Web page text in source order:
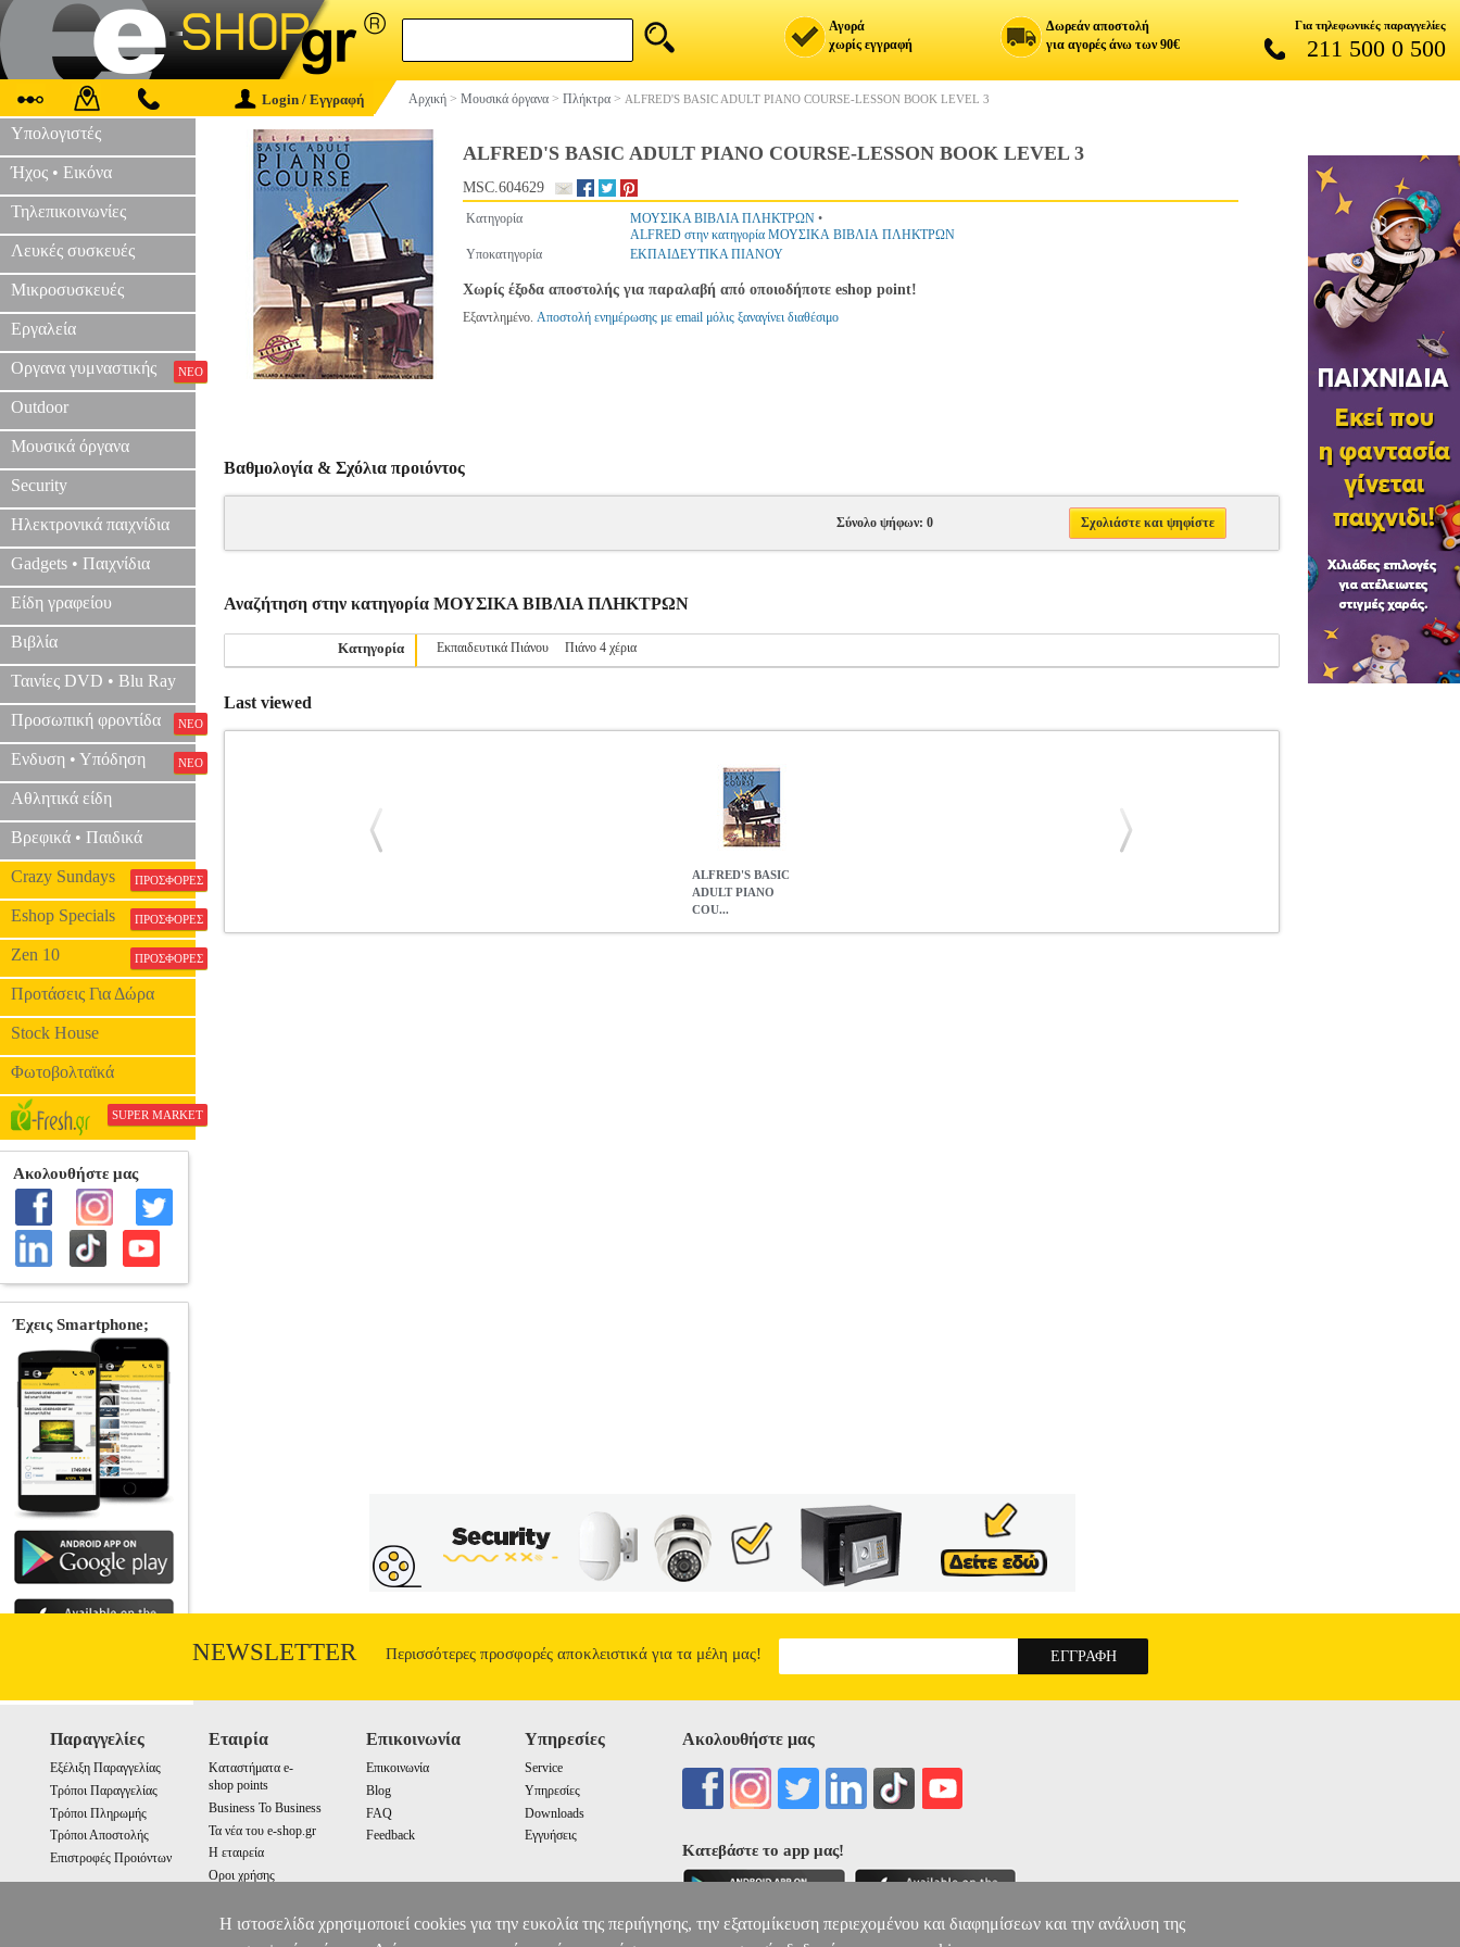
Αγορά
χωρίς εγγραφή
Δωρεάν αποστολή
για αγορές άνω των 90€
Για τηλεφωνικές παραγγελίες
211 500 0 500
Login / Εγγραφή Αρχική > Μουσικά όργανα > Πλήκτρα > ALFRED'S BASIC ADULT PIANO COURSE-LESSON BOOK LEVEL 3
Υπολογιστές
Ήχος • Εικόνα
Τηλεπικοινωνίες
Λευκές συσκευές
Μικροσυσκευές
Εργαλεία
Οργανα γυμναστικής ΝΕΟ
Outdoor
Μουσικά όργανα
Security
Ηλεκτρονικά παιχνίδια
Gadgets • Παιχνίδια
Είδη γραφείου
Βιβλία
Ταινίες DVD • Blu Ray
Προσωπική φροντίδα ΝΕΟ
Ενδυση • Υπόδηση ΝΕΟ
Αθλητικά είδη
Βρεφικά • Παιδικά
Crazy Sundays ΠΡΟΣΦΟΡΕΣ
Eshop Specials ΠΡΟΣΦΟΡΕΣ
Zen 10 ΠΡΟΣΦΟΡΕΣ
Προτάσεις Για Δώρα
Stock House
Φωτοβολταϊκά
SUPER MARKET
ALFRED'S BASIC ADULT PIANO COURSE-LESSON BOOK LEVEL 3
MSC.604629
Κατηγορία ΜΟΥΣΙΚΑ ΒΙΒΛΙΑ ΠΛΗΚΤΡΩΝ •
ALFRED στην κατηγορία ΜΟΥΣΙΚΑ ΒΙΒΛΙΑ ΠΛΗΚΤΡΩΝ
Υποκατηγορία
ΕΚΠΑΙΔΕΥΤΙΚΑ ΠΙΑΝΟΥ
Χωρίς έξοδα αποστολής για παραλαβή από οποιοδήποτε eshop point!
Εξαντλημένο. Αποστολή ενημέρωσης με email μόλις ξαναγίνει διαθέσιμο
Βαθμολογία & Σχόλια προιόντος
Σύνολο ψήφων: 0 Σχολιάστε και ψηφίστε
Αναζήτηση στην κατηγορία ΜΟΥΣΙΚΑ ΒΙΒΛΙΑ ΠΛΗΚΤΡΩΝ
Κατηγορία Εκπαιδευτικά Πιάνου Πιάνο 4 χέρια
Last viewed
ALFRED'S BASIC
ADULT PIANO
COU...
NEWSLETTER Περισσότερες προσφορές αποκλειστικά για τα μέλη μας!
Παραγγελίες
Εξέλιξη Παραγγελίας
Τρόποι Παραγγελίας
Τρόποι Πληρωμής
Τρόποι Αποστολής
Επιστροφές Προιόντων
Εταιρία
Καταστήματα e-
shop points
Business To Business
Τα νέα του e-shop.gr
Η εταιρεία
Οροι χρήσης
Επικοινωνία
Επικοινωνία
Blog
FAQ
Feedback
Υπηρεσίες
Service
Υπηρεσίες
Downloads
Εγγυήσεις
Ακολουθήστε μας
Κατεβάστε το app μας!
Η ιστοσελίδα χρησιμοποιεί cookies για την ευκολία της περιήγησης, την εξατομίκευση περιεχομένου και διαφημίσεων και την ανάλυση της